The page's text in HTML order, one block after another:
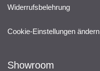
Widerrufsbelehrung
Cookie-Einstellungen ändern
Showroom